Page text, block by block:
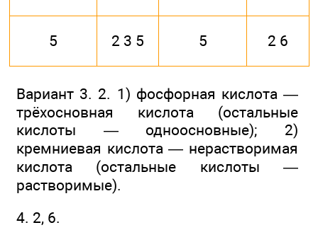
5 2 3 5 5 2 6
Вариант 3. 2. 1) фосфорная кислота —
трёхосновная кислота (остальные
кислоты — одноосновные); 2)
кремниевая кислота — нерастворимая
кислота (остальные кислоты —
растворимые).
4. 2, 6.